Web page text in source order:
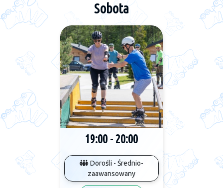
Sobota
19:00 - 20:00
Dorośli - Średnio-
zaawansowany